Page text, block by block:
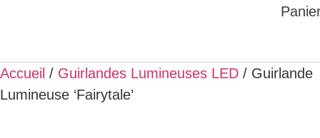
Accueil / Guirlandes Lumineuses LED / Guirlande
Lumineuse ‘Fairytale’